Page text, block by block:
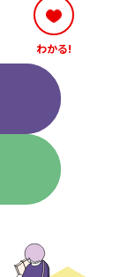
CLOSE
CLOSE
わかる!